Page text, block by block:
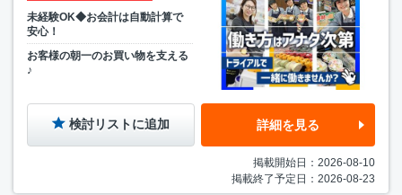
未経験OK◆お会計は自動計算で
安心！
お客様の朝一のお買い物を支える
♪
検討リストに追加 詳細を見る
掲載開始日：2026-08-10
掲載終了予定日：2026-08-23